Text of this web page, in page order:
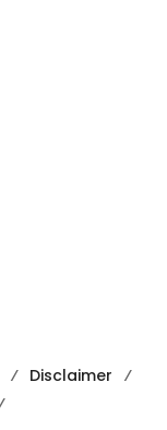
Disclaimer